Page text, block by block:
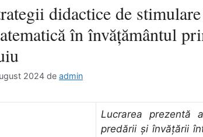
didactice de
în învățământul
2024 de admin
Lucrarea prezentă
predării şi învăţării